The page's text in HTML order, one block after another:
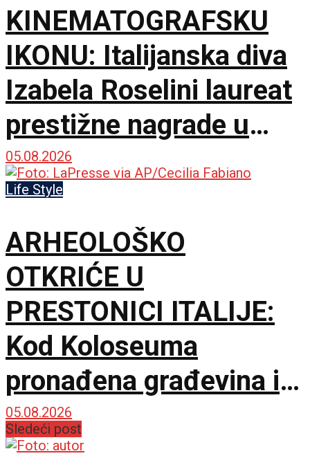
KINEMATOGRAFSKU
IKONU: Italijanska diva
Izabela Roselini laureat
prestižne nagrade u
Švajcarskoj
05.08.2026
Life Style
ARHEOLOŠKO
OTKRIĆE U
PRESTONICI ITALIJE:
Kod Koloseuma
pronađena građevina iz
drugog veka sa
mozaicima i freskama
05.08.2026
Sledeći post